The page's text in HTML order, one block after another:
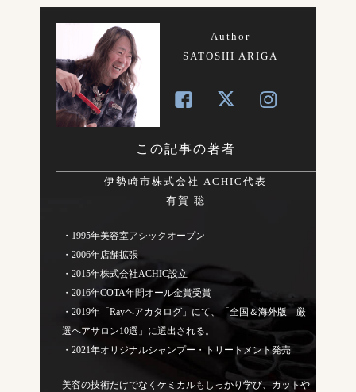
Author
SATOSHI ARIGA
この記事の著者
伊勢崎市株式会社 ACHIC代表
有賀 聡
・1995年美容室アシックオープン
・2006年店舗拡張
・2015年株式会社ACHIC設立
・2016年COTA年間オール金賞受賞
・2019年「Rayヘアカタログ」にて、「全国＆海外版 厳
選ヘアサロン10選」に選出される。
・2021年オリジナルシャンプー・トリートメント発売
美容の技術だけでなくケミカルもしっかり学び、カットや